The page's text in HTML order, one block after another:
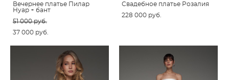
Вечернее платье Пилар
Нуар + бант
51 000 pуб.
37 000 pуб.
Свадебное платье Розалия
228 000 pуб.